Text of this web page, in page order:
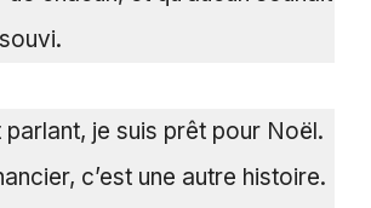
parlant, je suis prêt pour Noël.
c’est une autre histoire.